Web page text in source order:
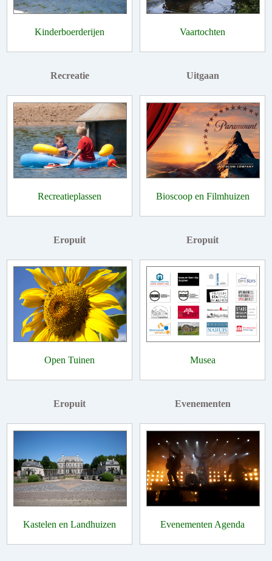
Kinderboerderijen Vaartochten
Recreatie
Recreatieplassen
Uitgaan
Bioscoop en Filmhuizen
Eropuit
Open Tuinen
Eropuit
Musea
Eropuit
Kastelen en Landhuizen
Evenementen
Evenementen Agenda